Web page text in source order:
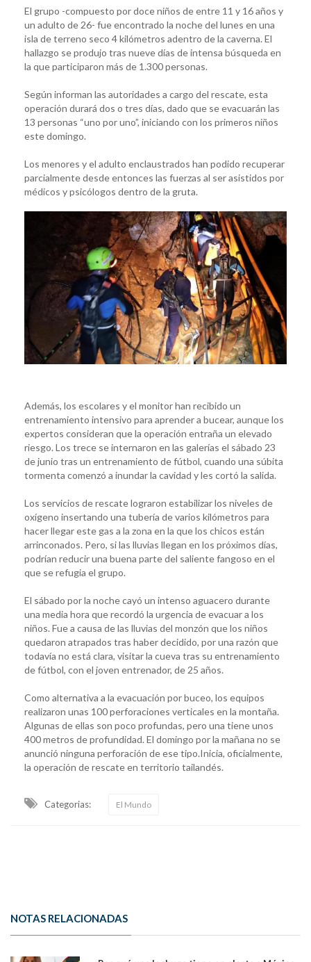
El grupo -compuesto por doce niños de entre 11 y 16 años y
un adulto de 26- fue encontrado la noche del lunes en una
isla de terreno seco 4 kilómetros adentro de la caverna. El
hallazgo se produjo tras nueve días de intensa búsqueda en
la que participaron más de 1.300 personas.
Según informan las autoridades a cargo del rescate, esta
operación durará dos o tres días, dado que se evacuarán las
13 personas “uno por uno”, iniciando con los primeros niños
este domingo.
Los menores y el adulto enclaustrados han podido recuperar
parcialmente desde entonces las fuerzas al ser asistidos por
médicos y psicólogos dentro de la gruta.
Además, los escolares y el monitor han recibido un
entrenamiento intensivo para aprender a bucear, aunque los
expertos consideran que la operación entraña un elevado
riesgo. Los trece se internaron en las galerías el sábado 23
de junio tras un entrenamiento de fútbol, cuando una súbita
tormenta comenzó a inundar la cavidad y les cortó la salida.
Los servicios de rescate lograron estabilizar los niveles de
oxígeno insertando una tubería de varios kilómetros para
hacer llegar este gas a la zona en la que los chicos están
arrinconados. Pero, si las lluvias llegan en los próximos días,
podrían reducir una buena parte del saliente fangoso en el
que se refugia el grupo.
El sábado por la noche cayó un intenso aguacero durante
una media hora que recordó la urgencia de evacuar a los
niños. Fue a causa de las lluvias del monzón que los niños
quedaron atrapados tras haber decidido, por una razón que
todavía no está clara, visitar la cueva tras su entrenamiento
de fútbol, con el joven entrenador, de 25 años.
Como alternativa a la evacuación por buceo, los equipos
realizaron unas 100 perforaciones verticales en la montaña.
Algunas de ellas son poco profundas, pero una tiene unos
400 metros de profundidad. El domingo por la mañana no se
anunció ninguna perforación de ese tipo.Inicia, oficialmente,
la operación de rescate en territorio tailandés.
Categorias: El Mundo
NOTAS RELACIONADAS